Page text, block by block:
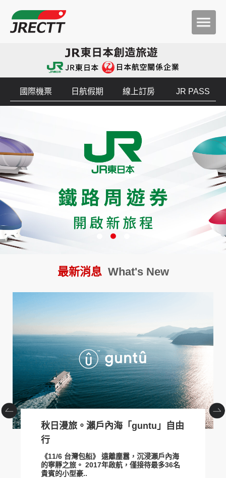
國際機票 日航假期 線上訂房 JR PASS
JR東日本鐵路周遊券
最新消息 What's New
秋日漫旅。瀨戶內海「guntu」自由
行
《11/6 台灣包船》 遠離塵囂，沉浸瀨戶內海
的寧靜之旅。 2017年啟航，僅接待最多36名
貴賓的小型豪..